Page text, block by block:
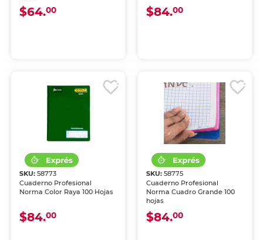
$64.00 $84.00
SKU:58773
Cuaderno Profesional
Norma Color Raya 100 Hojas
$84.00
SKU: 58775
Cuaderno Profesional
Norma Cuadro Grande 100
hojas
$84.00